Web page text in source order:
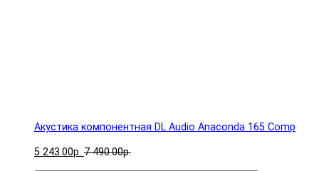
Акустика компонентная DL Audio Anaconda 165 Comp
5 243.00р. 7 490.00р.